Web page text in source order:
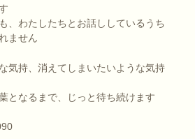
、わたしたちとお話ししているうち
ません
気持、消えてしまいたいような気持
となるまで、じっと待ち続けます